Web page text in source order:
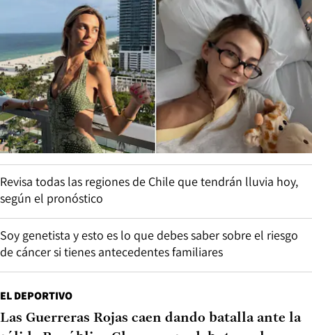
Revisa todas las regiones de Chile que tendrán lluvia hoy,
según el pronóstico
Soy genetista y esto es lo que debes saber sobre el riesgo
de cáncer si tienes antecedentes familiares
EL DEPORTIVO
Las Guerreras Rojas caen dando batalla ante la